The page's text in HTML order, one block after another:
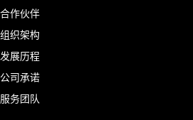
合作伙伴
组织架构
发展历程
公司承诺
服务团队